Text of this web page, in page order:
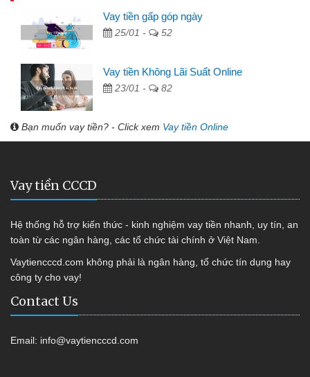
Vay tiền gấp góp ngày
25/01 - 52
Vay tiền Không Lãi Suất Online
23/01 - 82
Bạn muốn vay tiền? - Click xem Vay tiền Online
Vay tiền CCCD
Hệ thống hỗ trợ kiến thức - kinh nghiệm vay tiền nhanh, uy tín, an
toàn từ các ngân hàng, các tổ chức tài chính ở Việt Nam.
Vaytiencccd.com không phải là ngân hàng, tổ chức tín dụng hay
công ty cho vay!
Contact Us
Email: info@vaytiencccd.com